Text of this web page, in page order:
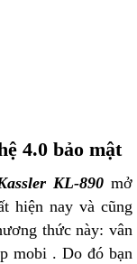
4.0 bảo mật
KL-890 mở
hiện nay và cũng
thức này: vân
mobi . Do đó bạn